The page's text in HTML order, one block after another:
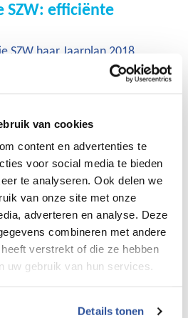
van cookies
content en advertenties te
voor social media te bieden
te analyseren. Ook delen we
van onze site met onze
adverteren en analyse. Deze
combineren met andere
verstrekt of die ze hebben
uw gebruik van hun services.
Details tonen
SZW: efficiënte
SZW haar Jaarplan 2018
de organisatie de
van het aantal ongevallen en
economie. Reden voor de
beschikbaar te stellen voor
budget beschikbaar gesteld
handhavingsketen. Komend
het fundament leggen. In
gereed zijn. Circa driekwart van